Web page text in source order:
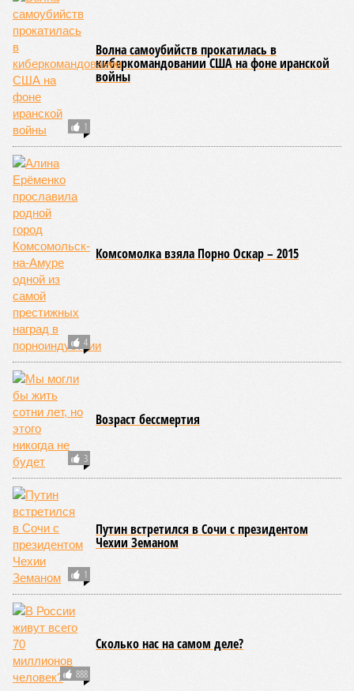
активных линиях разломов тектонических плит. Не
исключение и центральная часть США – причина в Нью-
Мадридском разломе в штате Миссури. Землетрясения
средней силы – явление, в общем-то, обычное и вполне
сносное, но периодически, раз в несколько столетий,
трясёт так, что мало не покажется никому. К примеру, в
самом конце 2004 года бахнуло близ побережья
индонезийского острова Суматра, а следом пошли
огромные, превышающие высоту 15 метров, волны. Итог –
250 тыс. погибших.
На втором месте в рейтинге A-Z Animals как раз цунами. В
этом плане к уязвимым регионам относятся: побережье
Индийского океана, тихо­океанские побережья Японии и
США, а также некоторые районы Карибского бассейна и
Средиземноморья. То есть в зоне риска уже не только
Поднебесная с Индией – не так ли?
«Бронзу» получают извержения супервулканов – «Наша
Версия» уже
окончательно проснётся знаменитый Йеллоустоун. Это
грозит не только уничтожением части Соединённых
Штатов, но и общепланетарной катастрофой вплоть до
возникновения «вулканической зимы». Флегрейские поля в
Италии, кстати, тоже не стоит сбрасывать со счетов. Равно
как и многие другие до поры спящие вулканические
районы.
Невидимый убийца
Упоминают эксперты и жару вкупе с засухой и
следующими отсюда лесными пожарами. Тут в группе
риска запад США, юг Европы, Австралия, Ближний Восток,
а также некоторые районы Бразилии и Африки к югу от
Сахары. Леса начинают гореть всё чаще и чаще,
достаточно посмотреть общемировую статистику; сотни
тысяч людей остаются без крова, десятки тысяч – гибнут.
Но проблема не только в этом. Проблема ещё и в том, что
огонь уничтожает лесную экосистему, сельское хозяйство
и кропотливо созданную человеком инфраструктуру.
Учитывая то, что пожары начинают становиться чуть ли не
ежегодной реальностью на фоне глобального потепления,
год за годом их будет всё больше, и здесь уже среди